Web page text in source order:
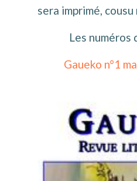
sera imprimé,
Les numéros
Gaueko n°1